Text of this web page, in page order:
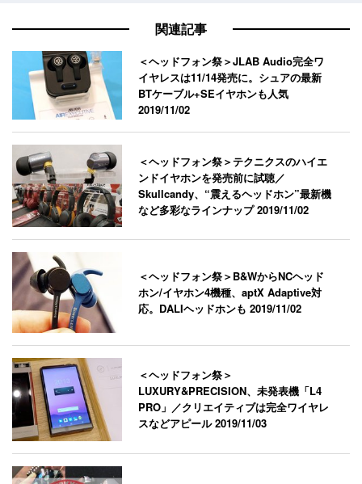
関連記事
＜ヘッドフォン祭＞JLAB Audio完全ワ
イヤレスは11/14発売に。シュアの最新
BTケーブル+SEイヤホンも人気
2019/11/02
＜ヘッドフォン祭＞テクニクスのハイエ
ンドイヤホンを発売前に試聴／
Skullcandy、“震えるヘッドホン”最新機
など多彩なラインナップ2019/11/02
＜ヘッドフォン祭＞B&WからNCヘッド
ホン/イヤホン4機種、aptX Adaptive対
応。DALIヘッドホンも2019/11/02
＜ヘッドフォン祭＞
LUXURY&PRECISION、未発表機「L4
PRO」／クリエイティブは完全ワイヤレ
スなどアピール2019/11/03